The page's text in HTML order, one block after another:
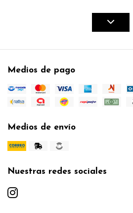
Medios de pago
Medios de envío
Nuestras redes sociales